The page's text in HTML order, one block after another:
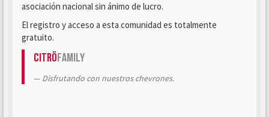
asociación nacional sin ánimo de lucro.
El registro y acceso a esta comunidad es totalmente
gratuito.
CitröFamily
Disfrutando con nuestros chevrones.